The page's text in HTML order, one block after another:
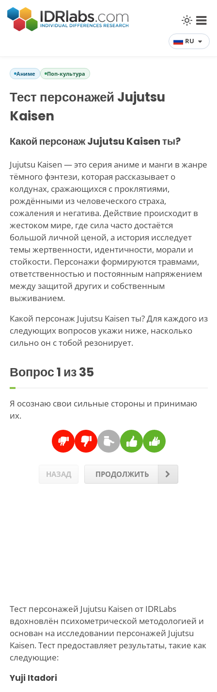
RU
Аниме Поп-культура
Тест персонажей Jujutsu
Kaisen
Какой персонаж Jujutsu Kaisen ты?
Jujutsu Kaisen — это серия аниме и манги в жанре
тёмного фэнтези, которая рассказывает о
колдунах, сражающихся с проклятиями,
рождёнными из человеческого страха,
сожаления и негатива. Действие происходит в
жестоком мире, где сила часто достаётся
большой личной ценой, а история исследует
темы жертвенности, идентичности, морали и
стойкости. Персонажи формируются травмами,
ответственностью и постоянным напряжением
между защитой других и собственным
выживанием.
Какой персонаж Jujutsu Kaisen ты? Для каждого из
следующих вопросов укажи ниже, насколько
сильно он с тобой резонирует.
Вопрос1 из 35
Я осознаю свои сильные стороны и принимаю
их.
НАЗАД ПРОДОЛЖИТЬ
Тест персонажей Jujutsu Kaisen от IDRLabs
вдохновлён психометрической методологией и
основан на исследовании персонажей Jujutsu
Kaisen. Тест предоставляет результаты, такие как
следующие:
Yuji Itadori